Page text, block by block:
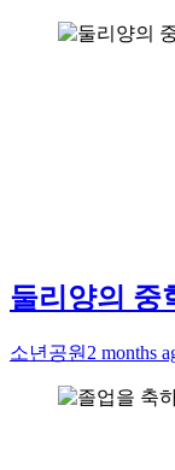
둘리양의 중
소년공원 2 months